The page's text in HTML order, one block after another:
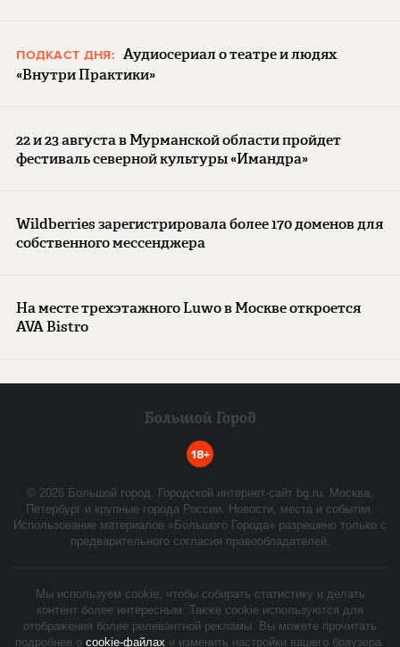
ПОДКАСТ ДНЯ: Аудиосериал о театре и людях
«Внутри Практики»
22 и 23 августа в Мурманской области пройдет
фестиваль северной культуры «Имандра»
Wildberries зарегистрировала более 170 доменов для
собственного мессенджера
На месте трехэтажного Luwo в Москве откроется
AVA Bistro
18+
© 2026 Большой город. Городской интернет-сайт bg.ru. Москва,
Петербург и крупные города России. Новости, места и события.
Использование материалов «Большого Города» разрешено только с
предварительного согласия правообладателей.
Мы используем cookie, чтобы собирать статистику и делать
контент более интересным. Также cookie используются для
отображения более релевантной рекламы. Вы можете прочитать
подробнее о cookie-файлах и изменить настройки вашего браузера.